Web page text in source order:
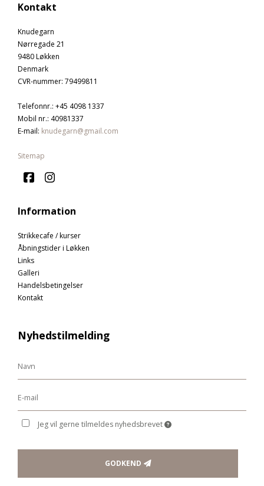
Kontakt
Knudegarn
Nørregade 21
9480 Løkken
Denmark
CVR-nummer: 79499811
Telefonnr.: +45 4098 1337
Mobil nr.: 40981337
E-mail: knudegarn@gmail.com
Sitemap
Information
Strikkecafe / kurser
Åbningstider i Løkken
Links
Galleri
Handelsbetingelser
Kontakt
Nyhedstilmelding
Jeg vil gerne tilmeldes nyhedsbrevet
GODKEND